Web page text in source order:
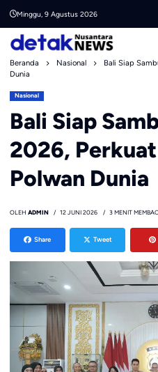
content
Minggu, 9 Agustus 2026
Beranda Nasional
Bali Siap
Dunia
Nasional
Bali Siap
2026,
Polwan Dunia
OLEH ADMIN 12 JUNI 2026 3 MENIT
Share Tweet